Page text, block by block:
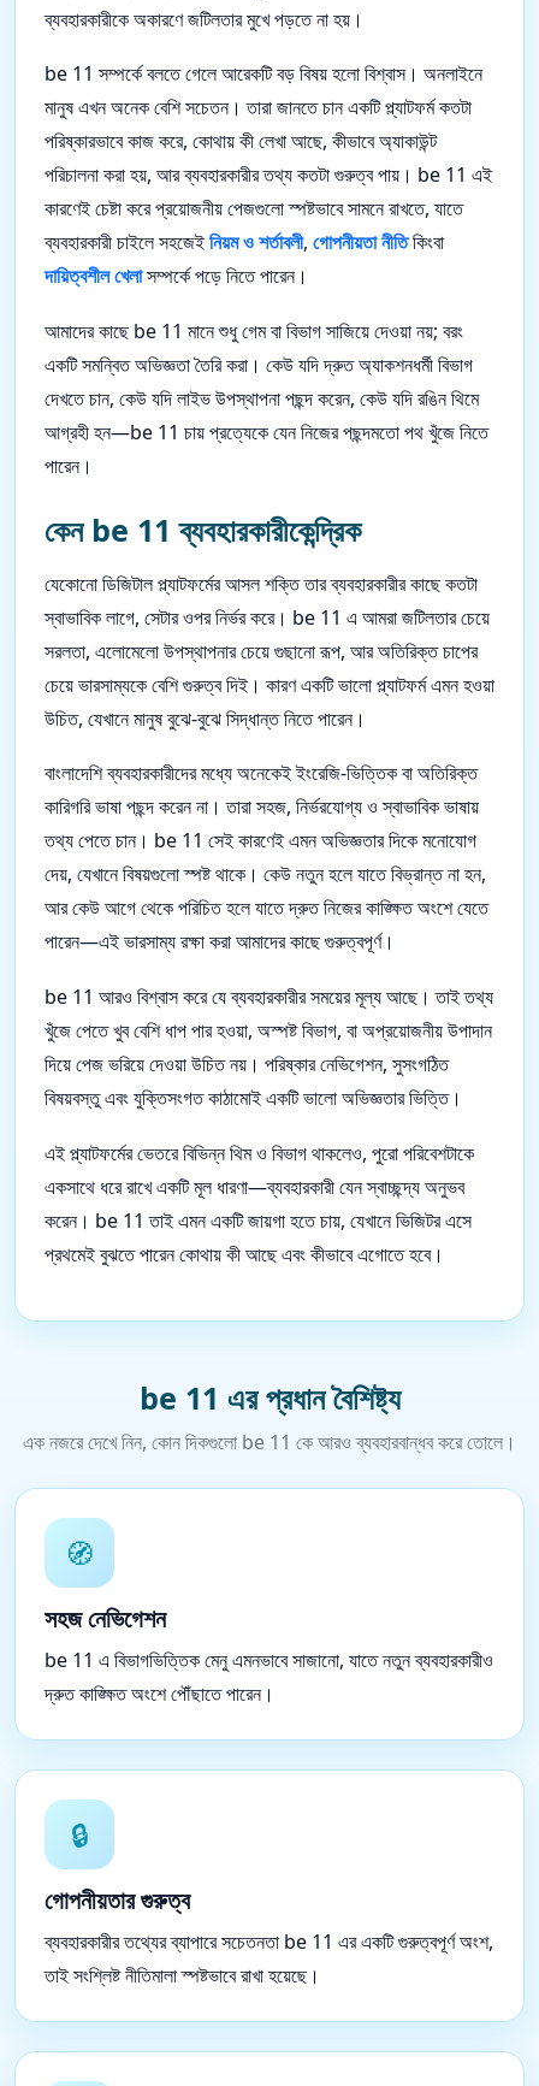
ব্যবহারকারীকে অকারণে জটিলতার মুখে পড়তে না হয়।
be 11 সম্পর্কে বলতে গেলে আরেকটি বড় বিষয় হলো বিশ্বাস। অনলাইনে
মানুষ এখন অনেক বেশি সচেতন। তারা জানতে চান একটি প্ল্যাটফর্ম কতটা
পরিষ্কারভাবে কাজ করে, কোথায় কী লেখা আছে, কীভাবে অ্যাকাউন্ট
পরিচালনা করা হয়, আর ব্যবহারকারীর তথ্য কতটা গুরুত্ব পায়। be 11 এই
কারণেই চেষ্টা করে প্রয়োজনীয় পেজগুলো স্পষ্টভাবে সামনে রাখতে, যাতে
ব্যবহারকারী চাইলে সহজেইনিয়ম ও শর্তাবলী, গোপনীয়তা নীতিকিংবা
দায়িত্বশীল খেলাসম্পর্কে পড়ে নিতে পারেন।
আমাদের কাছে be 11 মানে শুধু গেম বা বিভাগ সাজিয়ে দেওয়া নয়; বরং
একটি সমন্বিত অভিজ্ঞতা তৈরি করা। কেউ যদি দ্রুত অ্যাকশনধর্মী বিভাগ
দেখতে চান, কেউ যদি লাইভ উপস্থাপনা পছন্দ করেন, কেউ যদি রঙিন থিমে
আগ্রহী হন—be 11 চায় প্রত্যেকে যেন নিজের পছন্দমতো পথ খুঁজে নিতে
পারেন।
কেন be 11 ব্যবহারকারীকেন্দ্রিক
যেকোনো ডিজিটাল প্ল্যাটফর্মের আসল শক্তি তার ব্যবহারকারীর কাছে কতটা
স্বাভাবিক লাগে, সেটার ওপর নির্ভর করে। be 11 এ আমরা জটিলতার চেয়ে
সরলতা, এলোমেলো উপস্থাপনার চেয়ে গুছানো রূপ, আর অতিরিক্ত চাপের
চেয়ে ভারসাম্যকে বেশি গুরুত্ব দিই। কারণ একটি ভালো প্ল্যাটফর্ম এমন হওয়া
উচিত, যেখানে মানুষ বুঝে-বুঝে সিদ্ধান্ত নিতে পারেন।
বাংলাদেশি ব্যবহারকারীদের মধ্যে অনেকেই ইংরেজি-ভিত্তিক বা অতিরিক্ত
কারিগরি ভাষা পছন্দ করেন না। তারা সহজ, নির্ভরযোগ্য ও স্বাভাবিক ভাষায়
তথ্য পেতে চান। be 11 সেই কারণেই এমন অভিজ্ঞতার দিকে মনোযোগ
দেয়, যেখানে বিষয়গুলো স্পষ্ট থাকে। কেউ নতুন হলে যাতে বিভ্রান্ত না হন,
আর কেউ আগে থেকে পরিচিত হলে যাতে দ্রুত নিজের কাঙ্ক্ষিত অংশে যেতে
পারেন—এই ভারসাম্য রক্ষা করা আমাদের কাছে গুরুত্বপূর্ণ।
be 11 আরও বিশ্বাস করে যে ব্যবহারকারীর সময়ের মূল্য আছে। তাই তথ্য
খুঁজে পেতে খুব বেশি ধাপ পার হওয়া, অস্পষ্ট বিভাগ, বা অপ্রয়োজনীয় উপাদান
দিয়ে পেজ ভরিয়ে দেওয়া উচিত নয়। পরিষ্কার নেভিগেশন, সুসংগঠিত
বিষয়বস্তু এবং যুক্তিসংগত কাঠামোই একটি ভালো অভিজ্ঞতার ভিত্তি।
এই প্ল্যাটফর্মের ভেতরে বিভিন্ন থিম ও বিভাগ থাকলেও, পুরো পরিবেশটাকে
একসাথে ধরে রাখে একটি মূল ধারণা—ব্যবহারকারী যেন স্বাচ্ছন্দ্য অনুভব
করেন। be 11 তাই এমন একটি জায়গা হতে চায়, যেখানে ভিজিটর এসে
প্রথমেই বুঝতে পারেন কোথায় কী আছে এবং কীভাবে এগোতে হবে।
be 11 এর প্রধান বৈশিষ্ট্য
এক নজরে দেখে নিন, কোন দিকগুলো be 11 কে আরও ব্যবহারবান্ধব করে তোলে।
🧭
সহজ নেভিগেশন
be 11 এ বিভাগভিত্তিক মেনু এমনভাবে সাজানো, যাতে নতুন ব্যবহারকারীও
দ্রুত কাঙ্ক্ষিত অংশে পৌঁছাতে পারেন।
🔒
গোপনীয়তার গুরুত্ব
ব্যবহারকারীর তথ্যের ব্যাপারে সচেতনতা be 11 এর একটি গুরুত্বপূর্ণ অংশ,
তাই সংশ্লিষ্ট নীতিমালা স্পষ্টভাবে রাখা হয়েছে।